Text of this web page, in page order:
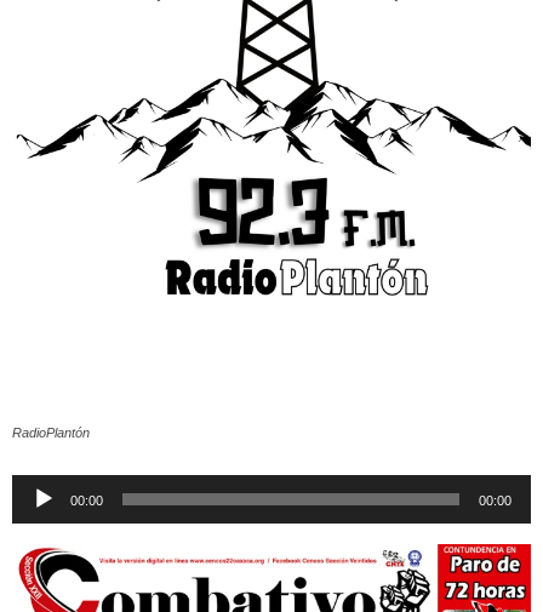
RadioPlantón
Reproductor
00:00 00:00